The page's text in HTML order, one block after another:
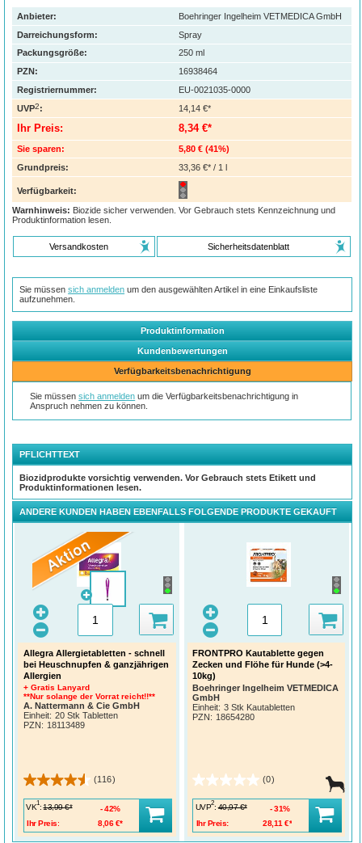
Anbieter:
Boehringer Ingelheim VETMEDICA GmbH
Darreichungsform:
Spray
Packungsgröße:
250 ml
PZN:
16938464
Registriernummer:
EU-0021035-0000
UVP2: 14,14 €*
Ihr Preis: 8,34 €*
Sie sparen: 5,80 € (41%)
Grundpreis:
33,36 €* / 1 l
Verfügbarkeit:
Warnhinweis: Biozide sicher verwenden. Vor Gebrauch stets Kennzeichnung und
Produktinformation lesen.
Versandkosten Sicherheitsdatenblatt
Sie müssensich anmelden um den ausgewählten Artikel in eine Einkaufsliste
aufzunehmen.
Produktinformation
Kundenbewertungen
Verfügbarkeitsbenachrichtigung
Sie müssensich anmelden um die Verfügbarkeitsbenachrichtigung in
Anspruch nehmen zu können.
PFLICHTTEXT
Biozidprodukte vorsichtig verwenden. Vor Gebrauch stets Etikett und
Produktinformationen lesen.
ANDERE KUNDEN HABEN EBENFALLS FOLGENDE PRODUKTE GEKAUFT
Allegra Allergietabletten - schnell
bei Heuschnupfen & ganzjährigen
Allergien
+ Gratis Lanyard
**Nur solange der Vorrat reicht!!**
A. Nattermann & Cie GmbH
Einheit: 20 Stk Tabletten
PZN : 18113489
(116)
VK
1
: 13,99 €*
Ihr Preis:
8,06 €*
42%
FRONTPRO Kautablette gegen
Zecken und Flöhe für Hunde (>4-
10kg)
Boehringer Ingelheim VETMEDICA
GmbH
Einheit: 3 Stk Kautabletten
PZN : 18654280
(0)
UVP
2
: 40,97 €*
Ihr Preis:
28,11 €*
31%